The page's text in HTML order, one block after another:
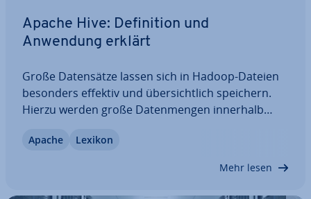
Apache Hive: De­fi­ni­ti­on und
Anwendung erklärt
Große Da­ten­sät­ze lassen sich in Hadoop-Dateien
besonders effektiv und über­sicht­lich speichern.
Hierzu werden große Da­ten­men­gen innerhalb
Rechner, verteilt. Zur Abfrage, Analyse und Zu­sam­
Apache Lexikon
Mehr lesen